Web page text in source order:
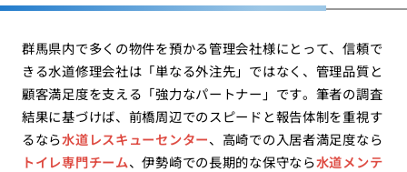
群馬県内で多くの物件を預かる管理会社様にとって、信頼で
きる水道修理会社は「単なる外注先」ではなく、管理品質と
顧客満足度を支える「強力なパートナー」です。筆者の調査
結果に基づけば、前橋周辺でのスピードと報告体制を重視す
るなら水道レスキューセンター、高崎での入居者満足度なら
トイレ専門チーム、伊勢崎での長期的な保守なら水道メンテ